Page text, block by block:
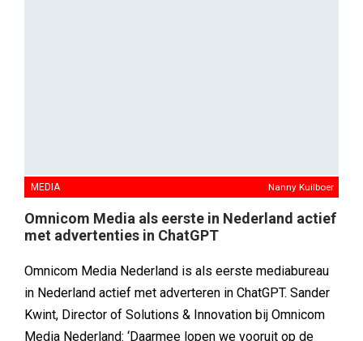
MEDIA Nanny Kuilboer
Omnicom Media als eerste in Nederland actief
met advertenties in ChatGPT
Omnicom Media Nederland is als eerste mediabureau
in Nederland actief met adverteren in ChatGPT. Sander
Kwint, Director of Solutions & Innovation bij Omnicom
Media Nederland: ‘Daarmee lopen we vooruit op de